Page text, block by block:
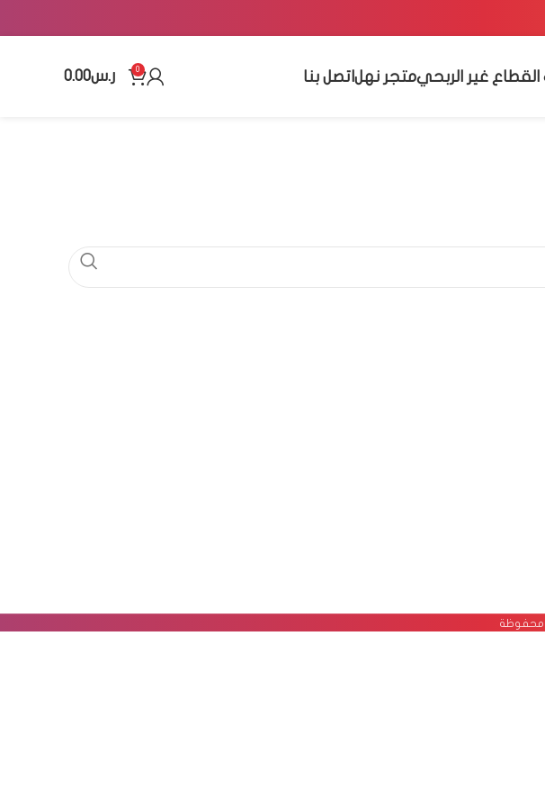
القطاع غير الربحيمتجر نهلاتصل بنا 0 ر.س0.00